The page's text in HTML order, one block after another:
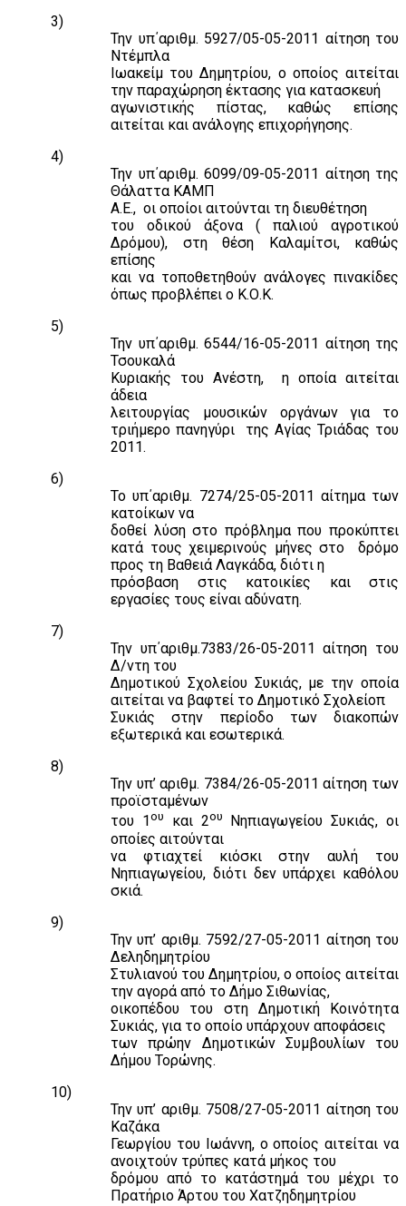
3)
Την υπ΄αριθμ. 5927/05-05-2011 αίτηση του
Ντέμπλα
Ιωακείμ του Δημητρίου, ο οποίος αιτείται
την παραχώρηση έκτασης για κατασκευή
αγωνιστικής πίστας, καθώς επίσης
αιτείται και ανάλογης επιχορήγησης.
4)
Την υπ΄αριθμ. 6099/09-05-2011 αίτηση της
Θάλαττα ΚΑΜΠ
Α.Ε., οι οποίοι αιτούνται τη διευθέτηση
του οδικού άξονα ( παλιού αγροτικού
Δρόμου), στη θέση Καλαμίτσι, καθώς
επίσης
και να τοποθετηθούν ανάλογες πινακίδες
όπως προβλέπει ο Κ.Ο.Κ.
5)
Την υπ΄αριθμ. 6544/16-05-2011 αίτηση της
Τσουκαλά
Κυριακής του Ανέστη,
η οποία αιτείται
άδεια
λειτουργίας μουσικών οργάνων για το
τριήμερο πανηγύρι
της Αγίας Τριάδας του
2011.
6)
Το υπ΄αριθμ. 7274/25-05-2011 αίτημα των
κατοίκων να
δοθεί λύση στο πρόβλημα που προκύπτει
κατά τους χειμερινούς μήνες στο
δρόμο
προς τη Βαθειά Λαγκάδα, διότι η
πρόσβαση στις κατοικίες και στις
εργασίες τους είναι αδύνατη.
7)
Την υπ΄αριθμ.7383/26-05-2011 αίτηση του
Δ/ντη του
Δημοτικού Σχολείου Συκιάς, με την οποία
αιτείται να βαφτεί το Δημοτικό Σχολείοπ
Συκιάς στην περίοδο των διακοπών
εξωτερικά και εσωτερικά.
8)
Την υπ’ αριθμ. 7384/26-05-2011 αίτηση των
προϊσταμένων
του 1 ου και 2ου
Νηπιαγωγείου Συκιάς, οι
οποίες αιτούνται
να φτιαχτεί κιόσκι στην αυλή του
Νηπιαγωγείου, διότι δεν υπάρχει καθόλου
σκιά.
9)
Την υπ’ αριθμ. 7592/27-05-2011 αίτηση του
Δεληδημητρίου
Στυλιανού του Δημητρίου, ο οποίος αιτείται
την αγορά από το Δήμο Σιθωνίας,
οικοπέδου του στη Δημοτική Κοινότητα
Συκιάς, για το οποίο υπάρχουν αποφάσεις
των πρώην Δημοτικών Συμβουλίων του
Δήμου Τορώνης.
10)
Την υπ’ αριθμ. 7508/27-05-2011 αίτηση του
Καζάκα
Γεωργίου του Ιωάννη, ο οποίος αιτείται να
ανοιχτούν τρύπες κατά μήκος του
δρόμου από το κατάστημά του μέχρι το
Πρατήριο Άρτου του Χατζηδημητρίου